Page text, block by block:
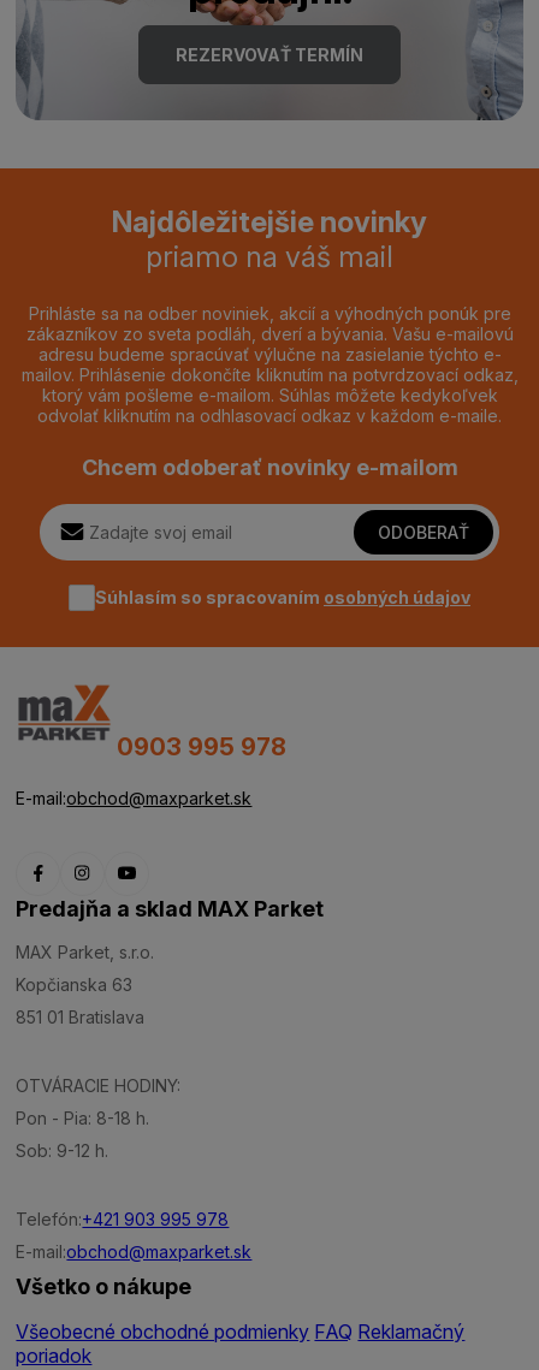
REZERVOVAŤ TERMÍN
Najdôležitejšie novinky
priamo na váš mail
Prihláste sa na odber noviniek, akcií a výhodných ponúk pre
zákazníkov zo sveta podláh, dverí a bývania. Vašu e-mailovú
adresu budeme spracúvať výlučne na zasielanie týchto e-
mailov. Prihlásenie dokončíte kliknutím na potvrdzovací odkaz,
ktorý vám pošleme e-mailom. Súhlas môžete kedykoľvek
odvolať kliknutím na odhlasovací odkaz v každom e-maile.
Chcem odoberať novinky e-mailom
ODOBERAŤ
Súhlasím so spracovaním osobných údajov
0903 995 978
E-mail:obchod@maxparket.sk
Predajňa a sklad MAX Parket
MAX Parket, s.r.o.
Kopčianska 63
851 01 Bratislava
OTVÁRACIE HODINY:
Pon - Pia: 8-18 h.
Sob: 9-12 h.
Telefón:+421 903 995 978
E-mail:obchod@maxparket.sk
Všetko o nákupe
Všeobecné obchodné podmienky FAQ Reklamačný
poriadok